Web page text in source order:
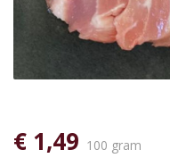
€ 1,49 100 gram